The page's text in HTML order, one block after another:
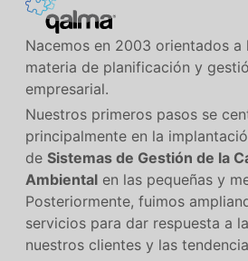
Nacemos en 2003 orientados a
materia de planificación y
empresarial.
Nuestros primeros pasos se
principalmente en la
de Sistemas de Gestión de la
Ambientalen las pequeñas y
Posteriormente, fuimos
servicios para dar respuesta a
nuestros clientes y las